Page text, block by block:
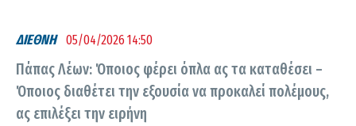
ΔΙΕΘΝΗ 05/04/2026 14:50
Πάπας Λέων: Όποιος φέρει όπλα ας τα καταθέσει –
Όποιος διαθέτει την εξουσία να προκαλεί πολέμους,
ας επιλέξει την ειρήνη